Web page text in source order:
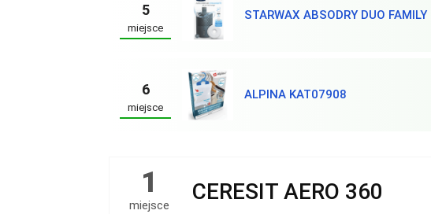
5
miejsce
STARWAX ABSODRY DUO FAMILY
6
miejsce
ALPINA KAT07908
1
miejsce
CERESIT AERO 360